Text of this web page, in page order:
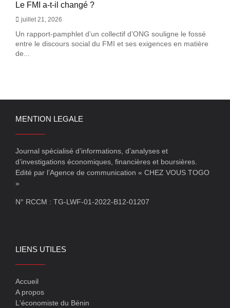
Le FMI a-t-il changé ?
juillet 21, 2026
Un rapport-pamphlet d’un collectif d’ONG souligne le fossé
entre le discours social du FMI et ses exigences en matière
de...
MENTION LEGALE
Journal spécialisé d’informations, d’analyses et
d’investigations économiques, financières et boursières.
Edité par l’Agence de communication « CHEZ VOUS TOGO
»
N° RCCM : TG-LWF-01-2022-B12-01207
LIENS UTILES
Accueil
A propos
L'économiste du Bénin